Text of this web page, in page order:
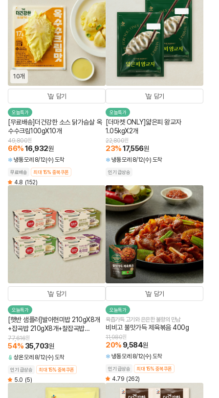
10개
담기
오늘특가
[무료배송]더건강한 소스 닭가슴살 옥
수수크림100gX10개
49,800원
66%16,932원
냉동모레 8/12(수) 도착
무료배송 최대 15% 중복쿠폰
4.8 (152)
담기
오늘특가
[더마켓 ONLY]얇은피 왕교자
1.05kgX2개
22,800원
23%17,556원
냉동모레 8/12(수) 도착
인기 급상승
담기
오늘특가
[햇반 샘플러]발아현미밥 210gX8개
+잡곡밥 210gX8개+찰잡곡밥
210gX8개+흑미밥 210gX8개(총32
개)
77,616원
54% 35,703원
상온모레 8/12(수) 도착
인기 급상승 최대 15% 중복쿠폰
5.0 (5)
담기
오늘특가
육즙가득 고기와 은은한 불향의 만남
비비고 불맛가득 제육볶음 400g
11,980원
20% 9,584원
냉동모레 8/12(수) 도착
인기 급상승 최대 15% 중복쿠폰
4.79 (262)